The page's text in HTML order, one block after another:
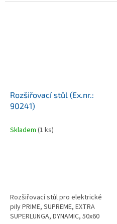
Rozšiřovací stůl (Ex.nr.:
90241)
Skladem (1 ks)
Rozšiřovací stůl pro elektrické
pily PRIME, SUPREME, EXTRA
SUPERLUNGA, DYNAMIC, 50x60